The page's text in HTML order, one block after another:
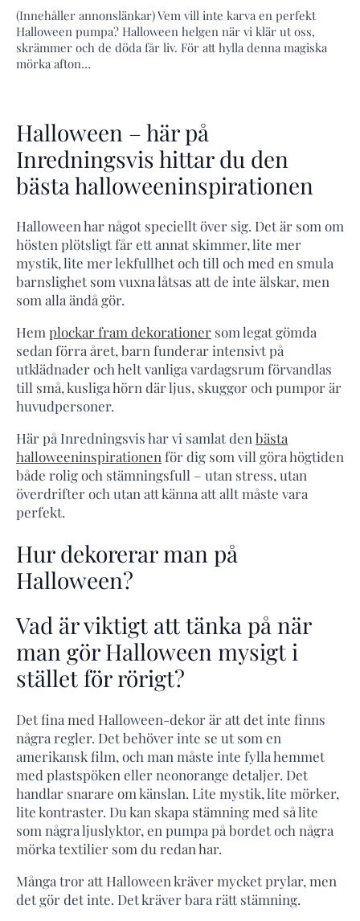
(Innehåller annonslänkar) Vem vill inte karva en perfekt
Halloween pumpa? Halloween helgen när vi klär ut oss,
skrämmer och de döda får liv. För att hylla denna magiska
mörka afton…
Halloween – här på
Inredningsvis hittar du den
bästa halloweeninspirationen
Halloween har något speciellt över sig. Det är som om
hösten plötsligt får ett annat skimmer, lite mer
mystik, lite mer lekfullhet och till och med en smula
barnslighet som vuxna låtsas att de inte älskar, men
som alla ändå gör.
Hem plockar fram dekorationer som legat gömda
sedan förra året, barn funderar intensivt på
utklädnader och helt vanliga vardagsrum förvandlas
till små, kusliga hörn där ljus, skuggor och pumpor är
huvudpersoner.
Här på Inredningsvis har vi samlat den bästa
halloweeninspirationen för dig som vill göra högtiden
både rolig och stämningsfull – utan stress, utan
överdrifter och utan att känna att allt måste vara
perfekt.
Hur dekorerar man på
Halloween?
Vad är viktigt att tänka på när
man gör Halloween mysigt i
stället för rörigt?
Det fina med Halloween-dekor är att det inte finns
några regler. Det behöver inte se ut som en
amerikansk film, och man måste inte fylla hemmet
med plastspöken eller neonorange detaljer. Det
handlar snarare om känslan. Lite mystik, lite mörker,
lite kontraster. Du kan skapa stämning med så lite
som några ljuslyktor, en pumpa på bordet och några
mörka textilier som du redan har.
Många tror att Halloween kräver mycket prylar, men
det gör det inte. Det kräver bara rätt stämning.